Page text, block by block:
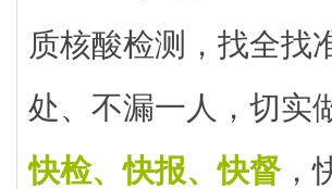
质核酸检测，找全找
处、不漏一人，切实
快检、快报、快督，